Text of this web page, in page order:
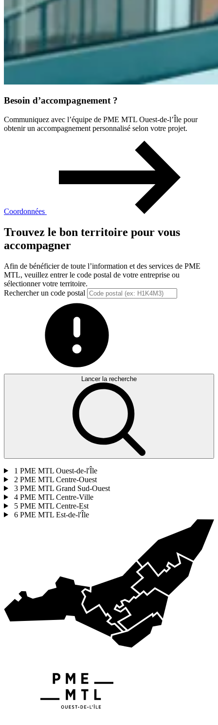
Besoin d’accompagnement ?
Communiquez avec l’équipe de PME MTL Ouest-de-l’Île pour
obtenir un accompagnement personnalisé selon votre projet.
Coordonnées
Trouvez le bon territoire pour vous
accompagner
Afin de bénéficier de toute l’information et des services de PME
MTL, veuillez entrer le code postal de votre entreprise ou
sélectionner votre territoire.
Rechercher un code postal
Lancer la recherche
1 PME MTL Ouest-de-l'Île
2 PME MTL Centre-Ouest
3 PME MTL Grand Sud-Ouest
4 PME MTL Centre-Ville
5 PME MTL Centre-Est
6 PME MTL Est-de-l'Île